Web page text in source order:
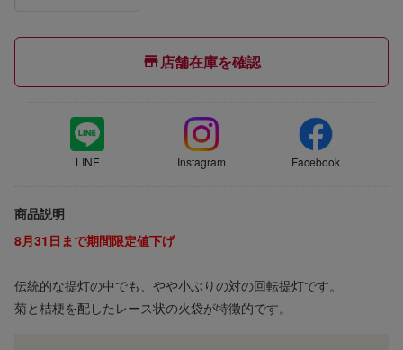
店舗在庫を確認
LINE Instagram Facebook
商品説明
8月31日まで期間限定値下げ
伝統的な提灯の中でも、やや小ぶりの対の回転提灯です。
菊と桔梗を配したレース状の火袋が特徴的です。